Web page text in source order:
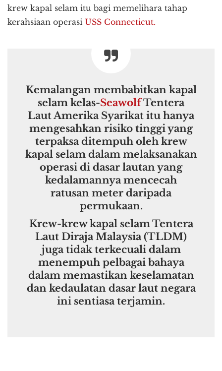
krew kapal selam itu bagi memelihara tahap
kerahsiaan operasi USS Connecticut.
Kemalangan membabitkan kapal
selam kelas-SeawolfTentera
Laut Amerika Syarikat itu hanya
mengesahkan risiko tinggi yang
terpaksa ditempuh oleh krew
kapal selam dalam melaksanakan
operasi di dasar lautan yang
kedalamannya mencecah
ratusan meter daripada
permukaan.
Krew-krew kapal selam Tentera
Laut Diraja Malaysia (TLDM)
juga tidak terkecuali dalam
menempuh pelbagai bahaya
dalam memastikan keselamatan
dan kedaulatan dasar laut negara
ini sentiasa terjamin.